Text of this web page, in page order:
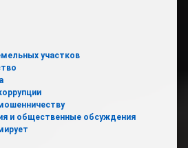
участков
и общественные обсуждения